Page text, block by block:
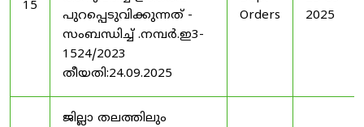
15
പുറപ്പെടുവിക്കുന്നത് -
സംബന്ധിച്ച് .നമ്പർ.ഇ3-
1524/2023
തീയതി:24.09.2025
Orders
2025
ജില്ലാ തലത്തിലും